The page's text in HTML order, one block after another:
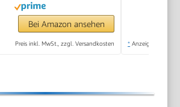
Bei Amazon ansehen
Preis inkl. MwSt., zzgl. Versandkosten * Anzeige